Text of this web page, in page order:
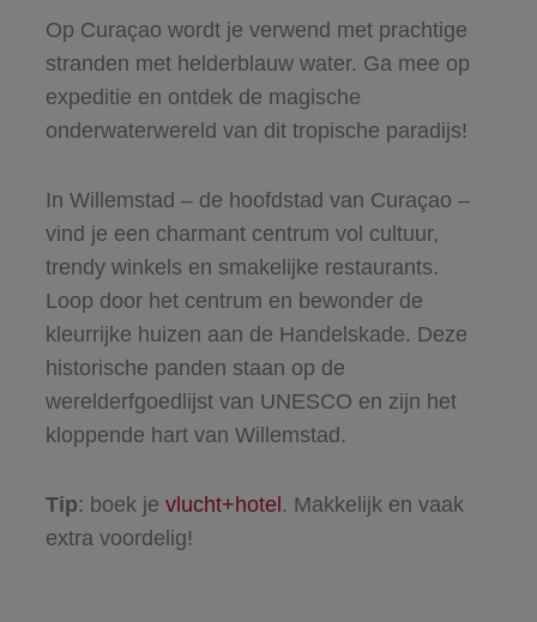
Op Curaçao wordt je verwend met prachtige
stranden met helderblauw water. Ga mee op
expeditie en ontdek de magische
onderwaterwereld van dit tropische paradijs!
In Willemstad – de hoofdstad van Curaçao –
vind je een charmant centrum vol cultuur,
trendy winkels en smakelijke restaurants.
Loop door het centrum en bewonder de
kleurrijke huizen aan de Handelskade. Deze
historische panden staan op de
werelderfgoedlijst van UNESCO en zijn het
kloppende hart van Willemstad.
Tip: boek je vlucht+hotel. Makkelijk en vaak
extra voordelig!